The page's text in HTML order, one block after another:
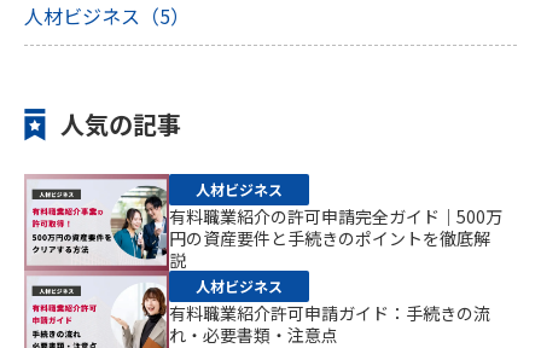
人材ビジネス（5）
人気の記事
人材ビジネス
有料職業紹介の許可申請完全ガイド｜500万
円の資産要件と手続きのポイントを徹底解
説
人材ビジネス
有料職業紹介許可申請ガイド：手続きの流
れ・必要書類・注意点